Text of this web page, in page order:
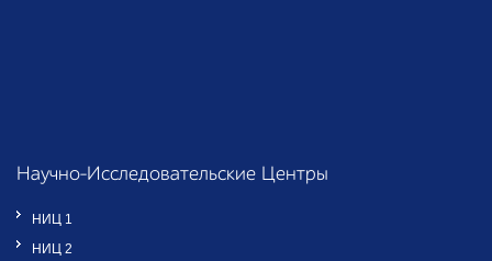
Научно-Исследовательские Центры
НИЦ 1
НИЦ 2